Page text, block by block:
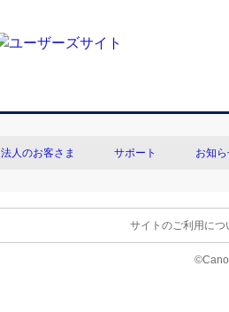
法人のお客さま サポート お知
サイトのご利用につ